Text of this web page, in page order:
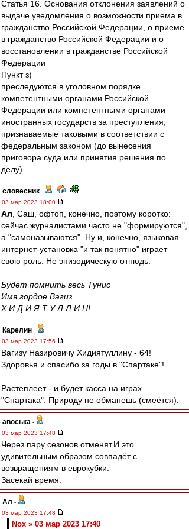
Статья 16. Основания отклонения заявлений о
выдаче уведомления о возможности приема в
гражданство Российской Федерации, о приеме
в гражданство Российской Федерации и о
восстановлении в гражданстве Российской
Федерации
Пункт з)
преследуются в уголовном порядке
компетентными органами Российской
Федерации или компетентными органами
иностранных государств за преступления,
признаваемые таковыми в соответствии с
федеральным законом (до вынесения
приговора суда или принятия решения по
делу)
словесник -
03 мар 2023 18:00
Ал , Саш, офтоп, конечно, поэтому коротко:
сейчас журналистами часто не "формируются",
а "самоназываются". Ну и, конечно, языковая
интернет-установка "и так понятно" играет
свою роль. Не эпизодическую отнюдь.
Будет помнить весь Тунис
Имя гордое Вагиз
Х И Д И Я Т У Л Л И Н!
Карелин -
03 мар 2023 17:56
Вагизу Назировичу Хидиятуллину - 64!
Здоровья и спасибо за годы в "Спартаке"!
Растеплеет - и будет касса на играх
"Спартака". Природу не обманешь (смеётся).
авоська -
03 мар 2023 17:48
Через пару сезонов отменят.И это
удивительным образом совпадёт с
возвращениям в еврокубки.
Засекай время.
Ал -
03 мар 2023 17:48
Nox » 03 мар 2023 17:40